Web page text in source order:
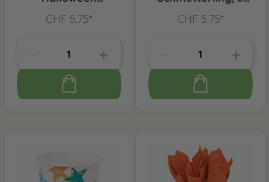
CHF 5.75* CHF 5.75*